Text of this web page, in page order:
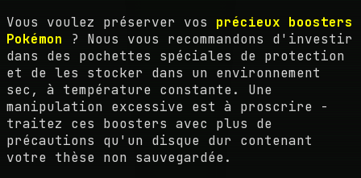
Vous voulez préserver vos précieux boosters
Pokémon ? Nous vous recommandons d'investir
dans des pochettes spéciales de protection
et de les stocker dans un environnement
sec, à température constante. Une
manipulation excessive est à proscrire -
traitez ces boosters avec plus de
précautions qu'un disque dur contenant
votre thèse non sauvegardée.